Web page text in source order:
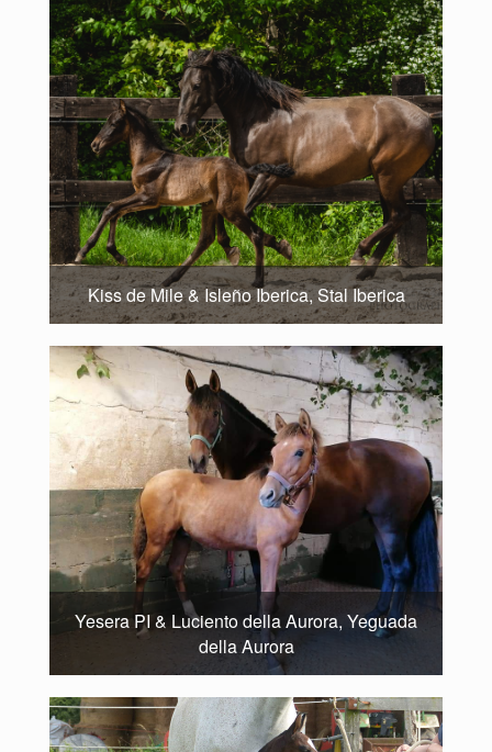
Kiss de Mile & Isleño Iberica, Stal Iberica
Yesera PI & Luciento della Aurora, Yeguada
della Aurora